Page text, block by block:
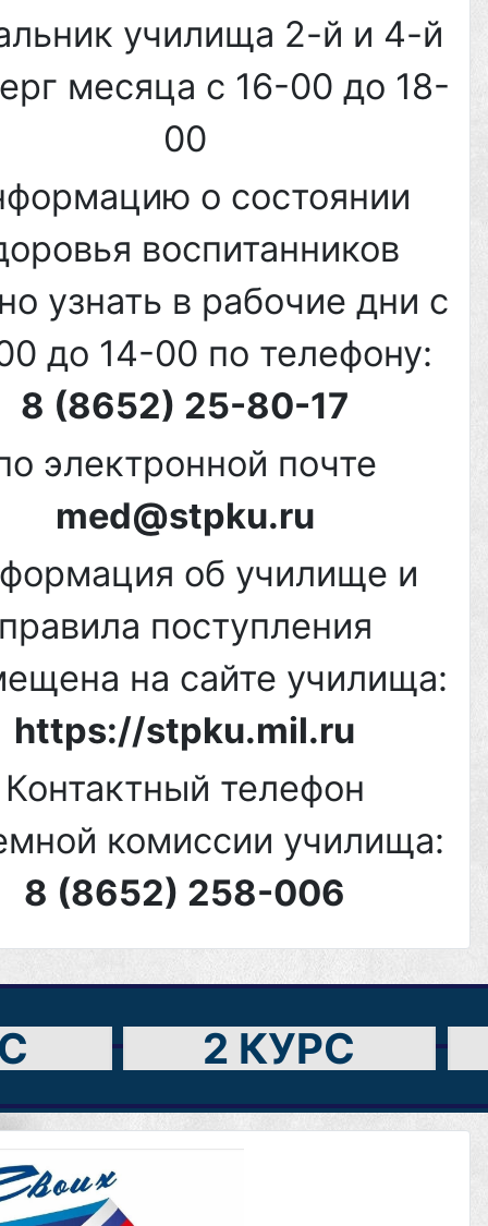
училища 2-й и 4-й
месяца с 16-00 до 18-
00
о состоянии
воспитанников
узнать в рабочие дни с
до 14-00 по телефону:
8 (8652) 25-80-17
электронной почте
med@stpku.ru
об училище и
поступления
на сайте училища:
https://stpku.mil.ru
Контактный телефон
комиссии училища:
8 (8652) 258-006
2 КУРС